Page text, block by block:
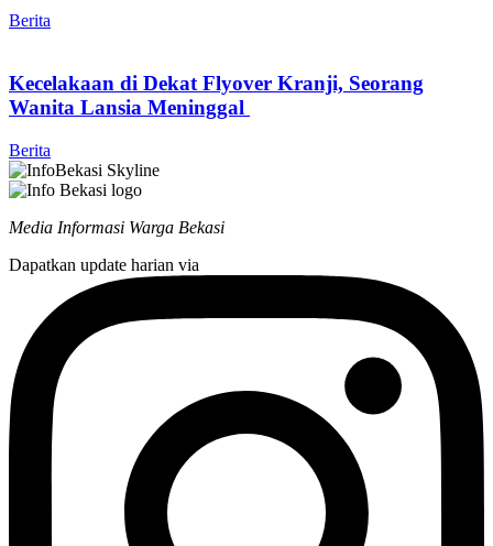
Berita
Kecelakaan di Dekat Flyover Kranji, Seorang
Wanita Lansia Meninggal
Berita
Media Informasi Warga Bekasi
Dapatkan update harian via